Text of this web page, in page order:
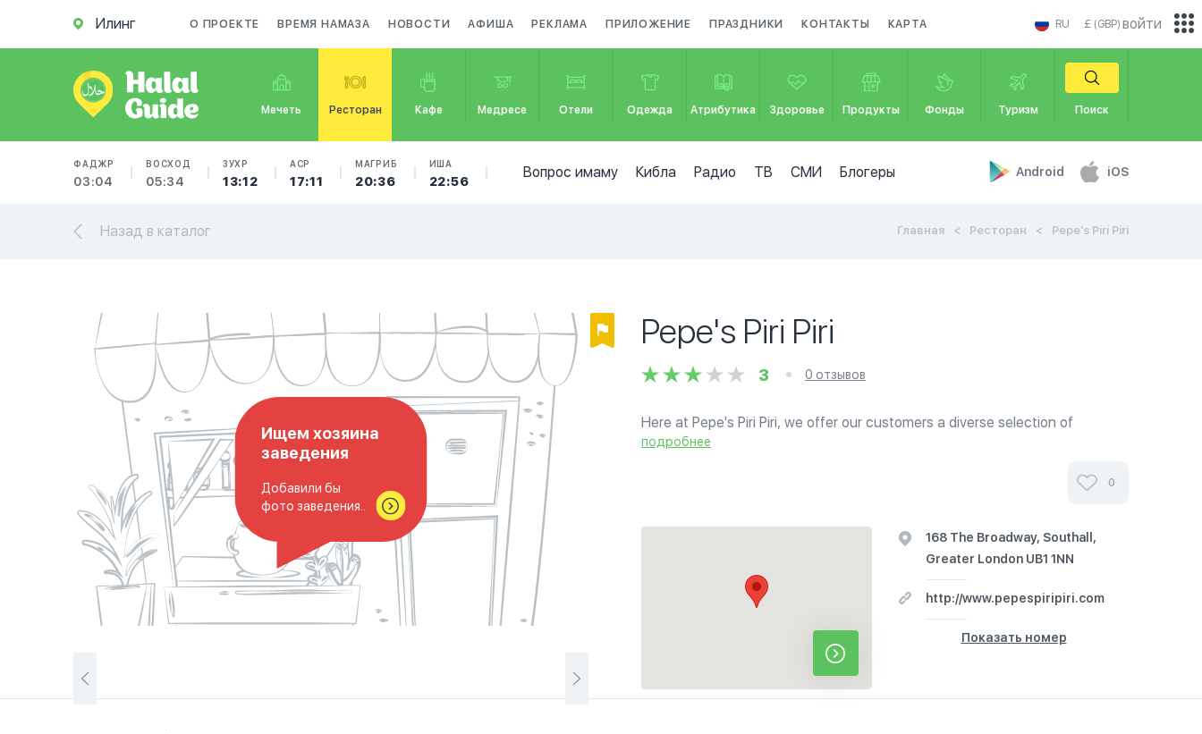
Илинг О ПРОЕКТЕ ВРЕМЯ НАМАЗА НОВОСТИ АФИША РЕКЛАМА ПРИЛОЖЕНИЕ ПРАЗДНИКИ КОНТАКТЫ КАРТА RU £ (GBP)
Мечеть Ресторан Кафе Медресе Отели Одежда Атрибутика Здоровье Продукты Фонды Туризм Поиск
ФАДЖР
03:04
ВОСХОД
05:34
ЗУХР
13:12
АСР
17:11
МАГРИБ
20:36
ИША
22:56
Вопрос имаму Кибла Радио ТВ СМИ Блогеры Android iOS
войти
Назад в каталог Главная Ресторан Pepe's Piri Piri
Ищем хозяина
заведения
Добавили бы
фото заведения..
Pepe's Piri Piri
3 0 отзывов
Here at Pepe's Piri Piri, we offer our customers a diverse selection of
delicious chicken dishes. We pride ourselves on the quality and affordability
подробнее
0
168 The Broadway, Southall,
Greater London UB1 1NN
http://www.pepespiripiri.com
Показать номер